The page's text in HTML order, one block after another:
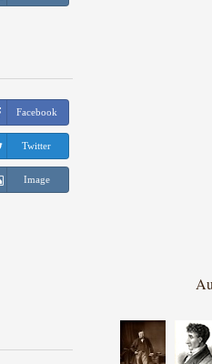
Facebook
Twitter
Image